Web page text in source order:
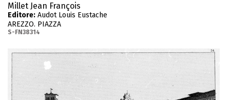
Millet Jean François
Editore: Audot Louis Eustache
AREZZO. PIAZZA
S-FN38314